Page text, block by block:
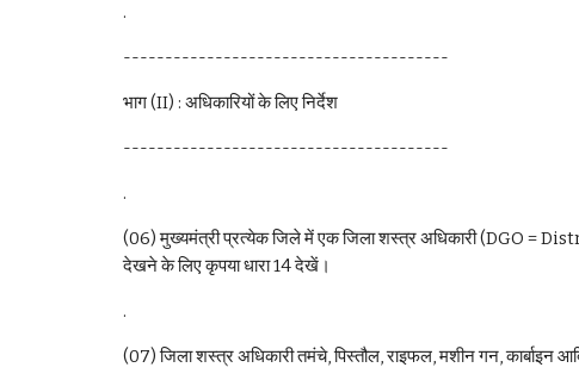
.
---------------------------------------
भाग (II) : अधिकारियों के लिए निर्देश
---------------------------------------
.
(06) मुख्यमंत्री प्रत्येक जिले में एक जिला शस्त्र अधिकारी (DGO =
देखने के लिए कृपया धारा 14 देखें।
.
(07) जिला शस्त्र अधिकारी तमंचे, पिस्तौल, राइफल, मशीन गन, कार्बाइन